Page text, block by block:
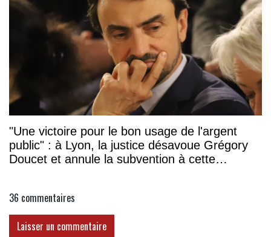
"Une victoire pour le bon usage de l'argent
public" : à Lyon, la justice désavoue Grégory
Doucet et annule la subvention à cette
36 commentaires
Laisser un commentaire